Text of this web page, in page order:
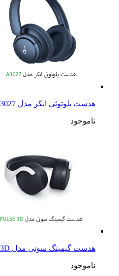
هدست بلوتوثی انکر مدل A3027
ناموجود
هدست گیمینگ سونی مدل PULSE 3D
ناموجود